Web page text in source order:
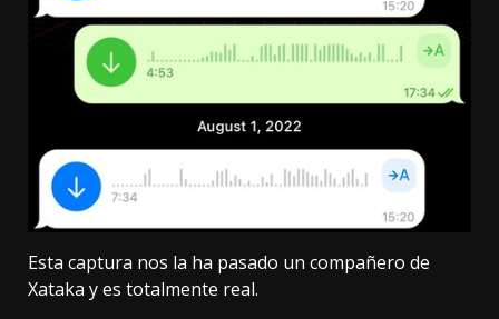
Esta captura nos la ha pasado un compañero de
Xataka y es totalmente real.